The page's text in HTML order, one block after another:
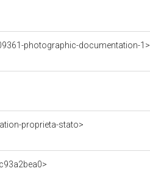
photographic-documentation-1>
proprieta-stato>